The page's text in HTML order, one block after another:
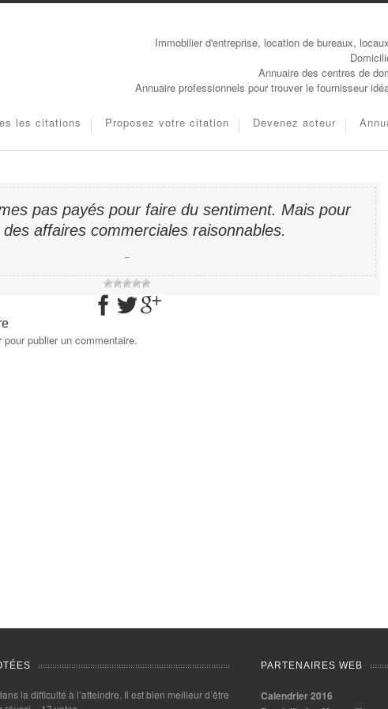
Immobilier d'entreprise, location de bureaux,
Annuaire des centres de
Annuaire professionnels pour trouver le fournisseur
les citations Proposez votre citation Devenez acteur
pas payés pour faire du sentiment. Mais pour
des affaires commerciales raisonnables.
−
pour publier un commentaire.
la difficulté à l’atteindre. Il est bien meilleur d’être
PARTENAIRES WEB
Calendrier 2016